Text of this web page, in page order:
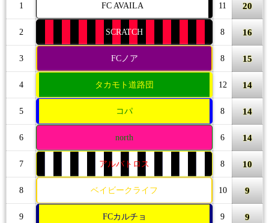
1 FC AVAILA 11 20
2 SCRATCH 8 16
3 FCノア 8 15
4 タカモト道路団 12 14
5 コパ 8 14
6 north 6 14
7 アルバトロス 8 10
8 ベイビークライフ 10 9
9 FCカルチョ 9 9